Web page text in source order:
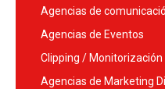
Agencias de
Agencias de Eventos
Clipping / Monitorización
Agencias de Marketing